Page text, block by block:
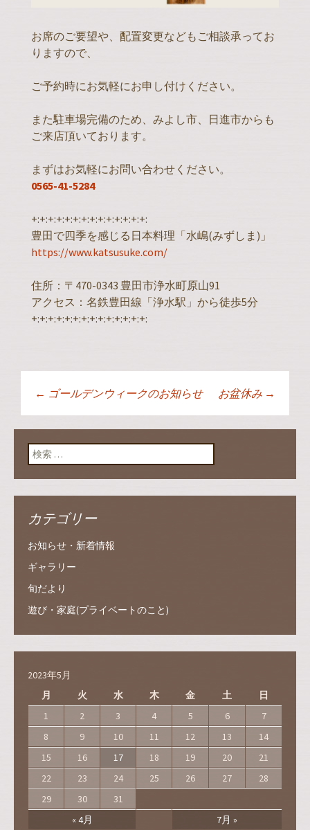
お席のご要望や、配置変更などもご相談承ってお
りますので、
ご予約時にお気軽にお申し付けください。
また駐車場完備のため、みよし市、日進市からも
ご来店頂いております。
まずはお気軽にお問い合わせください。
0565-41-5284
+:+:+:+:+:+:+:+:+:+:+:+:+:+:
豊田で四季を感じる日本料理「水嶋(みずしま)」
https://www.katsusuke.com/
住所：〒470-0343 豊田市浄水町原山91
アクセス：名鉄豊田線「浄水駅」から徒歩5分
+:+:+:+:+:+:+:+:+:+:+:+:+:+:
投稿ナビゲーショ
ン
← ゴールデンウィークのお知らせ お盆休み →
検索:
カテゴリー
お知らせ・新着情報
ギャラリー
旬だより
遊び・家庭(プライベートのこと)
2023年5月
月
火 水 木 金 土 日
« 4月 7月 »
1 2 3 4 5 6
7
8
9 10 11 12 13
14
15
16 17 18 19 20
21
22
23 24 25 26 27
28
29
30 31